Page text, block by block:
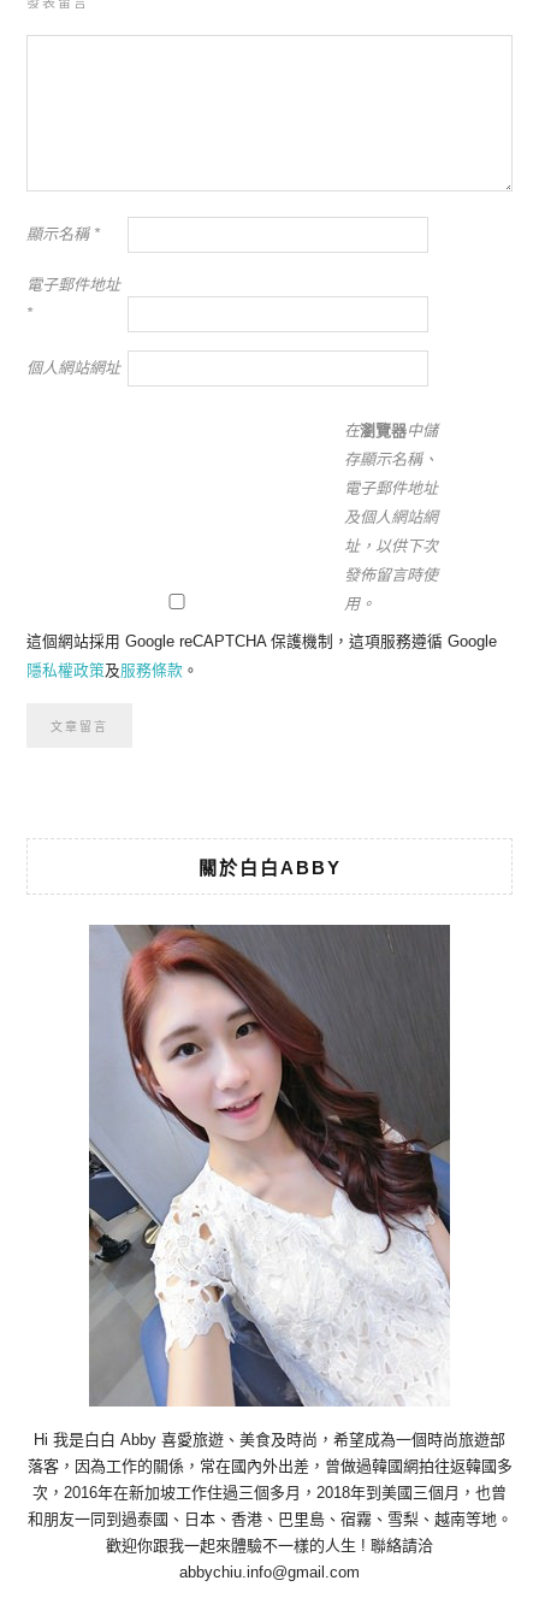
顯示名稱 *
電子郵件地址
*
個人網站網址
在瀏覽器中儲
存顯示名稱、
電子郵件地址
及個人網站網
址，以供下次
發佈留言時使
用。
這個網站採用 Google reCAPTCHA 保護機制，這項服務遵循 Google
隱私權政策及服務條款 。
關於白白ABBY
Hi 我是白白 Abby 喜愛旅遊、美食及時尚，希望成為一個時尚旅遊部
落客，因為工作的關係，常在國內外出差，曾做過韓國網拍往返韓國多
次，2016年在新加坡工作住過三個多月，2018年到美國三個月，也曾
和朋友一同到過泰國、日本、香港、巴里島、宿霧、雪梨、越南等地。
歡迎你跟我一起來體驗不一樣的人生 ! 聯絡請洽
abbychiu.info@gmail.com